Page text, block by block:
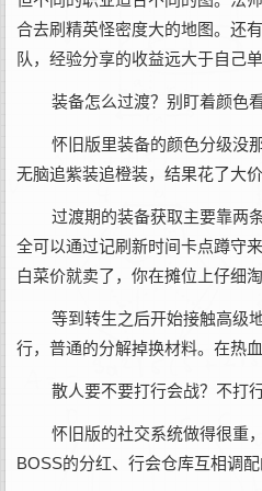
合去刷精英怪密度大的地图。还
队，经验分享的收益远大于自己
装备怎么过渡？别盯着颜色
怀旧版里装备的颜色分级没
无脑追紫装追橙装，结果花了大
过渡期的装备获取主要靠两
全可以通过记刷新时间卡点蹲守
白菜价就卖了，你在摊位上仔细
等到转生之后开始接触高级
行，普通的分解掉换材料。在热
散人要不要打行会战？不打
怀旧版的社交系统做得很重
BOSS的分红、行会仓库互相调